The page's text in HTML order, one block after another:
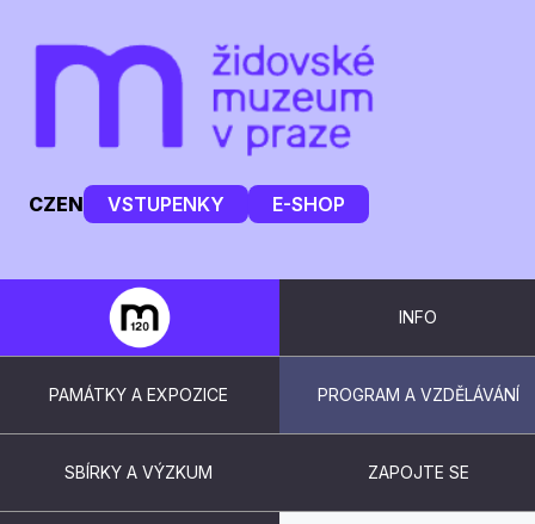
CZEN VSTUPENKY E-SHOP
INFO
PAMÁTKY A EXPOZICE PROGRAM A VZDĚLÁVÁNÍ
SBÍRKY A VÝZKUM ZAPOJTE SE